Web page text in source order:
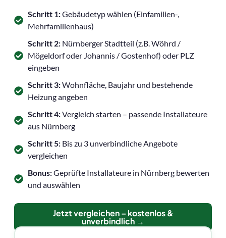
Schritt 1:Gebäudetyp wählen (Einfamilien-,
Mehrfamilienhaus)
Schritt 2: Nürnberger Stadtteil (z.B. Wöhrd /
Mögeldorf oder Johannis / Gostenhof) oder PLZ
eingeben
Schritt 3:Wohnfläche, Baujahr und bestehende
Heizung angeben
Schritt 4:Vergleich starten – passende Installateure
aus Nürnberg
Schritt 5: Bis zu 3 unverbindliche Angebote
vergleichen
Bonus:Geprüfte Installateure in Nürnberg bewerten
und auswählen
Jetzt vergleichen – kostenlos &
unverbindlich →